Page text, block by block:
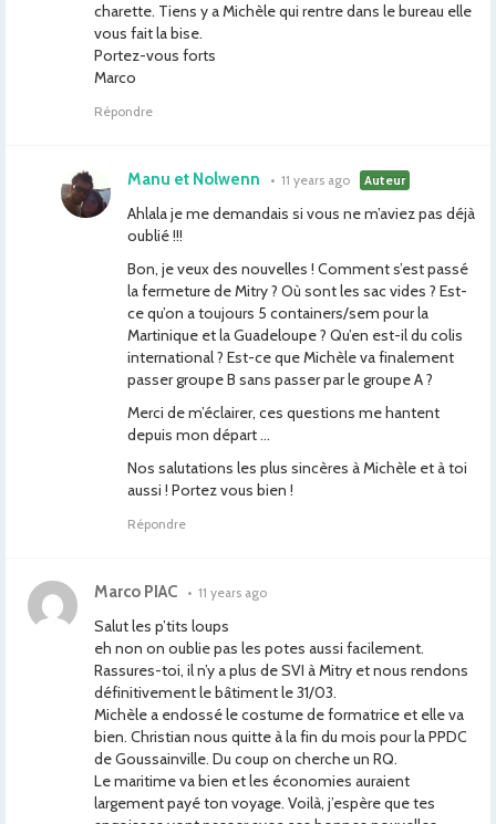
charette. Tiens y a Michèle qui rentre dans le bureau elle
vous fait la bise.
Portez-vous forts
Marco
Répondre
Manu et Nolwenn • 11 years ago Auteur
Ahlala je me demandais si vous ne m’aviez pas déjà
oublié !!!
Bon, je veux des nouvelles ! Comment s’est passé
la fermeture de Mitry ? Où sont les sac vides ? Est-
ce qu’on a toujours 5 containers/sem pour la
Martinique et la Guadeloupe ? Qu’en est-il du colis
international ? Est-ce que Michèle va finalement
passer groupe B sans passer par le groupe A ?
Merci de m’éclairer, ces questions me hantent
depuis mon départ …
Nos salutations les plus sincères à Michèle et à toi
aussi ! Portez vous bien !
Répondre
Marco PIAC • 11 years ago
Salut les p’tits loups
eh non on oublie pas les potes aussi facilement.
Rassures-toi, il n’y a plus de SVI à Mitry et nous rendons
définitivement le bâtiment le 31/03.
Michèle a endossé le costume de formatrice et elle va
bien. Christian nous quitte à la fin du mois pour la PPDC
de Goussainville. Du coup on cherche un RQ.
Le maritime va bien et les économies auraient
largement payé ton voyage. Voilà, j’espère que tes